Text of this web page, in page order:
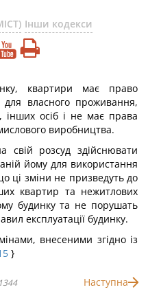
Інши кодекси
квартири має право
власного проживання,
інших осіб і не має права
виробництва.
розсуд здійснювати
йому для використання
ці зміни не призведуть до
квартир та нежитлових
будинку та не порушать
експлуатації будинку.
внесеними згідно із
}
Наступна